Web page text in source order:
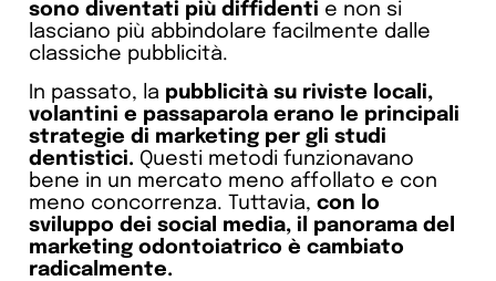
sono diventati più diffidenti e non si
lasciano più abbindolare facilmente dalle
classiche pubblicità.
In passato, la pubblicità su riviste locali,
volantini e passaparola erano le principali
strategie di marketing per gli studi
dentistici. Questi metodi funzionavano
bene in un mercato meno affollato e con
meno concorrenza. Tuttavia, con lo
sviluppo dei social media, il panorama del
marketing odontoiatrico è cambiato
radicalmente.